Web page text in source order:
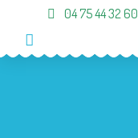
04 75 44 32 60